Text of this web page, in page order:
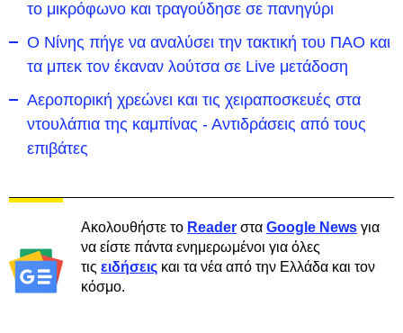
το μικρόφωνο και τραγούδησε σε πανηγύρι
Ο Νίνης πήγε να αναλύσει την τακτική του ΠΑΟ και
τα μπεκ τον έκαναν λούτσα σε Live μετάδοση
Αεροπορική χρεώνει και τις χειραποσκευές στα
ντουλάπια της καμπίνας - Αντιδράσεις από τους
επιβάτες
Ακολουθήστε το Reader στα Google News για
να είστε πάντα ενημερωμένοι για όλες
τις ειδήσεις και τα νέα από την Ελλάδα και τον
κόσμο.